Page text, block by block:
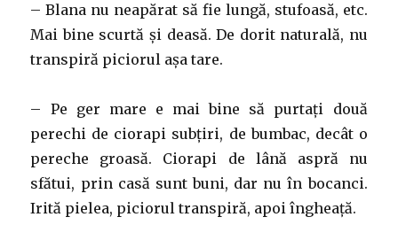
– Blana nu neapărat să fie lungă, stufoasă, etc.
Mai bine scurtă și deasă. De dorit naturală, nu
transpiră piciorul așa tare.
– Pe ger mare e mai bine să purtați două
perechi de ciorapi subțiri, de bumbac, decât o
pereche groasă. Ciorapi de lână aspră nu
sfătui, prin casă sunt buni, dar nu în bocanci.
Irită pielea, piciorul transpiră, apoi îngheață.